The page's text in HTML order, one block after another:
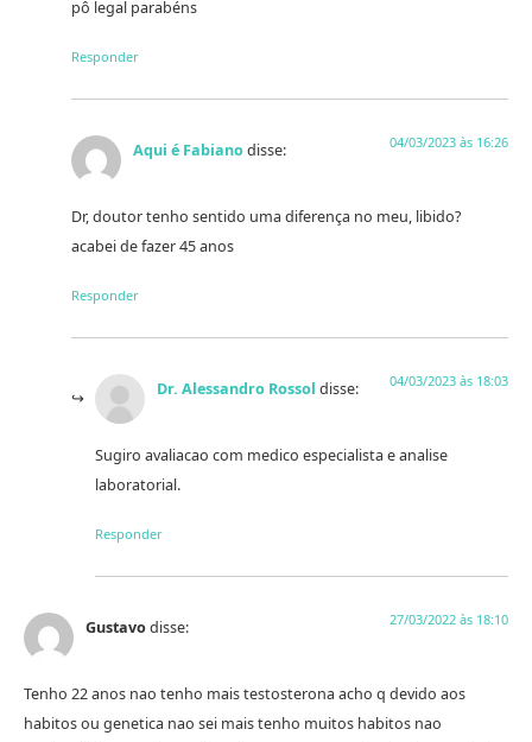
pô legal parabéns
Responder
Aqui é Fabianodisse: 04/03/2023 às 16:26
Dr, doutor tenho sentido uma diferença no meu, libido?
acabei de fazer 45 anos
Responder
Dr. Alessandro Rossol disse: 04/03/2023 às 18:03
Sugiro avaliacao com medico especialista e analise
laboratorial.
Responder
Gustavodisse: 27/03/2022 às 18:10
Tenho 22 anos nao tenho mais testosterona acho q devido aos
habitos ou genetica nao sei mais tenho muitos habitos nao